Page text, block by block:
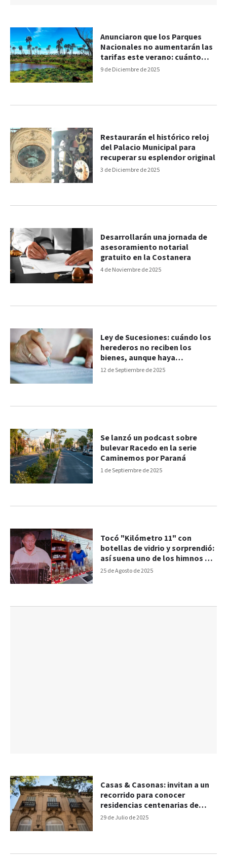
9 de Diciembre de 2025
Anunciaron que los Parques
Nacionales no aumentarán las
tarifas este verano: cuánto
valen las entradas
3 de Diciembre de 2025
Restaurarán el histórico reloj
del Palacio Municipal para
recuperar su esplendor original
4 de Noviembre de 2025
Desarrollarán una jornada de
asesoramiento notarial
gratuito en la Costanera
12 de Septiembre de 2025
Ley de Sucesiones: cuándo los
herederos no reciben los
bienes, aunque haya
testamento
1 de Septiembre de 2025
Se lanzó un podcast sobre
bulevar Racedo en la serie
Caminemos por Paraná
25 de Agosto de 2025
Tocó "Kilómetro 11" con
botellas de vidrio y sorprendió:
así suena uno de los himnos del
chamamé
29 de Julio de 2025
Casas & Casonas: invitan a un
recorrido para conocer
residencias centenarias de
Paraná